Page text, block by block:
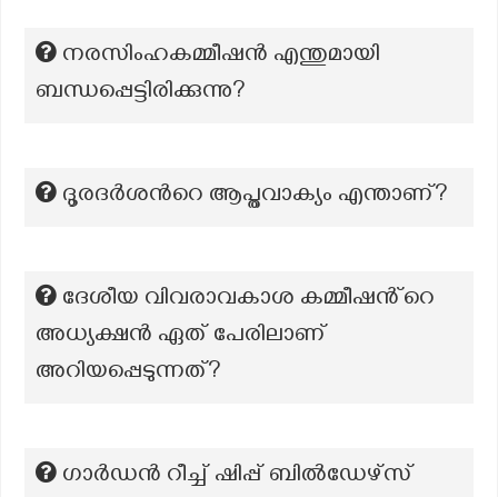
നരസിംഹകമ്മീഷൻ എന്തുമായി
ബന്ധപ്പെട്ടിരിക്കുന്നു?
ദൂരദർശൻറെ ആപ്തവാക്യം എന്താണ്?
ദേശീയ വിവരാവകാശ കമ്മീഷൻ്റെ
അധ്യക്ഷൻ ഏത് പേരിലാണ്
അറിയപ്പെടുന്നത്?
ഗാർഡൻ റീച്ച് ഷിപ്പ് ബിൽഡേഴ്സ്